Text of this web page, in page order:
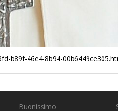
b89f-46e4-8b94-
Buonissimo